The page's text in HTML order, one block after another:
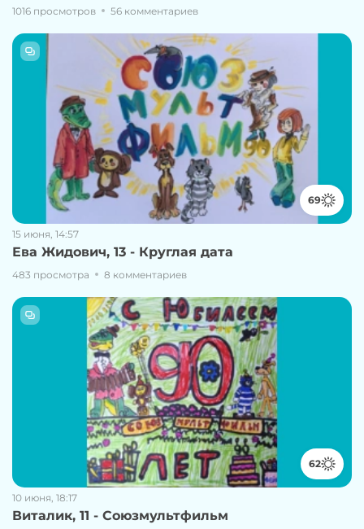
1016 просмотров 56 комментариев
69
15 июня, 14:57
Ева Жидович, 13 - Круглая дата
483 просмотра 8 комментариев
62
10 июня, 18:17
Виталик, 11 - Союзмультфильм